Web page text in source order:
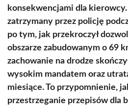
konsekwencjami dla kierowcy.
zatrzymany przez policję
po tym, jak przekroczył
obszarze zabudowanym o 69
zachowanie na drodze
wysokim mandatem oraz
miesiące. To przypomnienie,
przestrzeganie przepisów dla